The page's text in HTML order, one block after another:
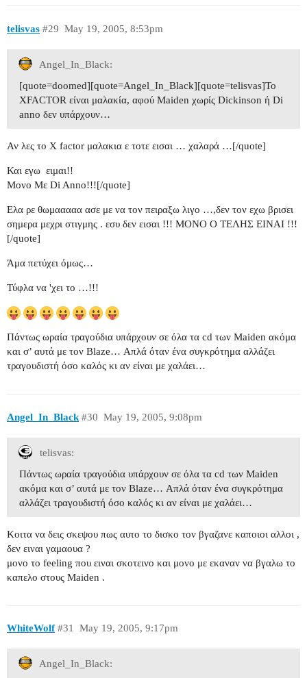
telisvas May 19, 2005, 8:53pm
#29
Angel_In_Black:
[quote=doomed][quote=Angel_In_Black][quote=telisvas]To
ΧFACTOR είναι μαλακία, αφού Maiden χωρίς Dickinson ή Di
anno δεν υπάρχουν…
Αν λες το Χ factor μαλακια ε τοτε εισαι … χαλαρά …[/quote]
Και εγω ειμαι!!
Μονο Με Di Anno!!![/quote]
Ελα ρε θωμααααα ασε με να τον πειραξω λιγο …,δεν τον εχω βρισει
σημερα μεχρι στιγμης . εσυ δεν εισαι !!! ΜΟΝΟ Ο ΤΕΛΗΣ ΕΙΝΑΙ !!!
[/quote]
Άμα πετύχει όμως…
Τύφλα να 'χει το …!!!
Πάντως ωραία τραγούδια υπάρχουν σε όλα τα cd των Maiden ακόμα
και σ’ αυτά με τον Blaze… Απλά όταν ένα συγκρότημα αλλάζει
τραγουδιστή όσο καλός κι αν είναι με χαλάει…
Angel_In_Black May 19, 2005, 9:08pm
#30
telisvas:
Πάντως ωραία τραγούδια υπάρχουν σε όλα τα cd των Maiden
ακόμα και σ’ αυτά με τον Blaze… Απλά όταν ένα συγκρότημα
αλλάζει τραγουδιστή όσο καλός κι αν είναι με χαλάει…
Κοιτα να δεις σκεψου πως αυτο το δισκο τον βγαζανε καποιοι αλλοι ,
δεν ειναι γαμαουα ?
μονο το feeling που ειναι σκοτεινο και μονο με εκαναν να βγαλω το
καπελο στους Μaiden .
WhiteWolf May 19, 2005, 9:17pm
#31
Angel_In_Black: